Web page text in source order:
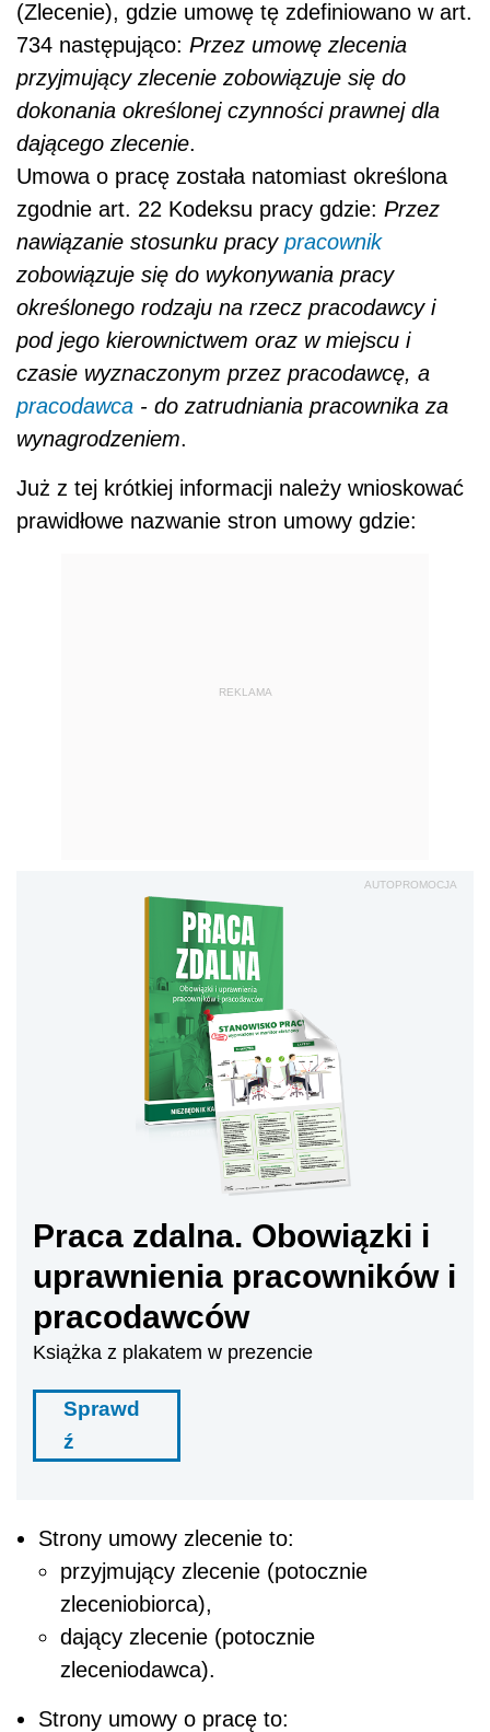
(Zlecenie), gdzie umowę tę zdefiniowano w art.
734 następująco: Przez umowę zlecenia
przyjmujący zlecenie zobowiązuje się do
dokonania określonej czynności prawnej dla
dającego zlecenie.
Umowa o pracę została natomiast określona
zgodnie art. 22 Kodeksu pracy gdzie: Przez
nawiązanie stosunku pracy pracownik
zobowiązuje się do wykonywania pracy
określonego rodzaju na rzecz pracodawcy i
pod jego kierownictwem oraz w miejscu i
czasie wyznaczonym przez pracodawcę, a
pracodawca - do zatrudniania pracownika za
wynagrodzeniem.
Już z tej krótkiej informacji należy wnioskować
prawidłowe nazwanie stron umowy gdzie:
REKLAMA
AUTOPROMOCJA
Praca zdalna. Obowiązki i
uprawnienia pracowników i
pracodawców
Książka z plakatem w prezencie
Sprawd
ź
Strony umowy zlecenie to:
przyjmujący zlecenie (potocznie
zleceniobiorca),
dający zlecenie (potocznie
zleceniodawca).
Strony umowy o pracę to: